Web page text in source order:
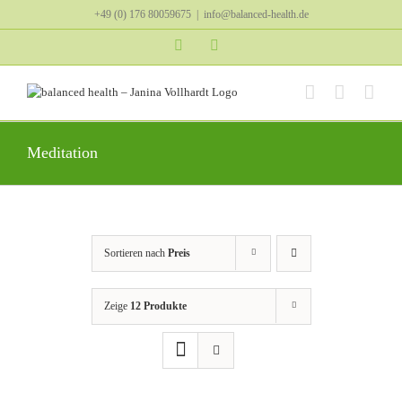
+49 (0) 176 80059675 info@balanced-health.de
Instagram
Meditation
Sortieren nach Preis
Zeige 12 Produkte